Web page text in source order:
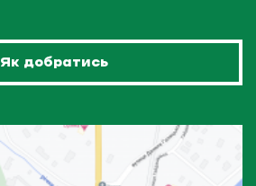
Як добратись